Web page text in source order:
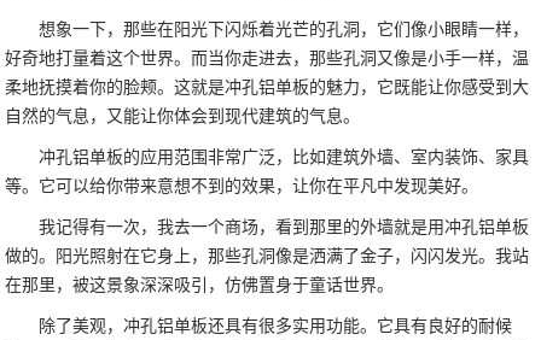
想象一下，那些在阳光下闪烁着光芒的孔洞，它们像小眼睛一样，
好奇地打量着这个世界。而当你走进去，那些孔洞又像是小手一样，温
柔地抚摸着你的脸颊。这就是冲孔铝单板的魅力，它既能让你感受到大
自然的气息，又能让你体会到现代建筑的气息。
冲孔铝单板的应用范围非常广泛，比如建筑外墙、室内装饰、家具
等。它可以给你带来意想不到的效果，让你在平凡中发现美好。
我记得有一次，我去一个商场，看到那里的外墙就是用冲孔铝单板
做的。阳光照射在它身上，那些孔洞像是洒满了金子，闪闪发光。我站
在那里，被这景象深深吸引，仿佛置身于童话世界。
除了美观，冲孔铝单板还具有很多实用功能。它具有良好的耐候